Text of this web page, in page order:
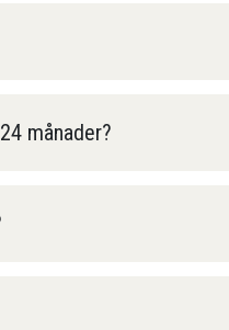
månader?